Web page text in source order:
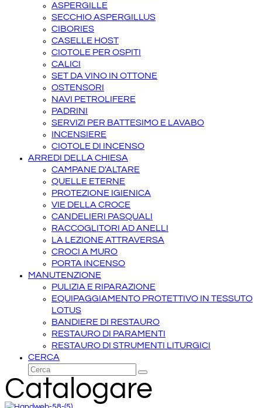
ASPERGILLE
SECCHIO ASPERGILLUS
CIBORIES
CASELLE HOST
CIOTOLE PER OSPITI
CALICI
SET DA VINO IN OTTONE
OSTENSORI
NAVI PETROLIFERE
PADRINI
SERVIZI PER BATTESIMO E LAVABO
INCENSIERE
CIOTOLE DI INCENSO
ARREDI DELLA CHIESA
CAMPANE D'ALTARE
QUELLE ETERNE
PROTEZIONE IGIENICA
VIE DELLA CROCE
CANDELIERI PASQUALI
RACCOGLITORI AD ANELLI
LA LEZIONE ATTRAVERSA
CROCI A MURO
PORTA INCENSO
MANUTENZIONE
PULIZIA E RIPARAZIONE
EQUIPAGGIAMENTO PROTETTIVO IN TESSUTO
LOTUS
BANDIERE DI RESTAURO
RESTAURO DI PARAMENTI
RESTAURO DI STRUMENTI LITURGICI
CERCA
Cerca
Invia
Catalogare